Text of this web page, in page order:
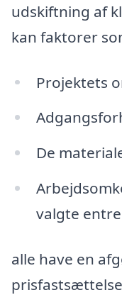
udskiftning af
kan faktorer
Projektets
De
valgte
alle have en